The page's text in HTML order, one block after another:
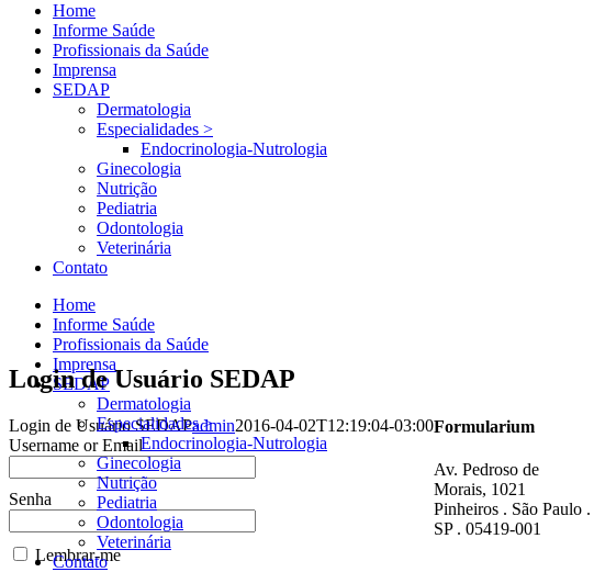
Home
Informe Saúde
Profissionais da Saúde
Imprensa
SEDAP
Dermatologia
Especialidades >
Endocrinologia-Nutrologia
Ginecologia
Nutrição
Pediatria
Odontologia
Veterinária
Contato
Home
Informe Saúde
Profissionais da Saúde
Imprensa
SEDAP
Dermatologia
Especialidades >
Endocrinologia-Nutrologia
Ginecologia
Nutrição
Pediatria
Odontologia
Veterinária
Contato
Login de Usuário SEDAP
Login de Usuário SEDAPadmin2016-04-02T12:19:04-03:00
Username or Email
Senha
Lembrar-me
Formularium
Av. Pedroso de
Morais, 1021
Pinheiros . São Paulo .
SP . 05419-001